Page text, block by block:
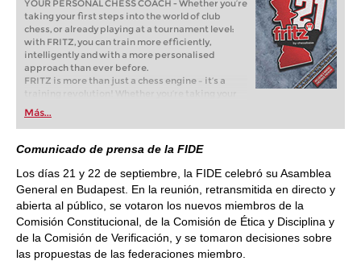
YOUR PERSONAL CHESS COACH - Whether you’re
taking your first steps into the world of club
chess, or already playing at a tournament level:
with FRITZ, you can train more efficiently,
intelligently and with a more personalised
approach than ever before.
FRITZ is more than just a chess engine – it’s a
training revolution! Whether you’re taking your
first steps into the world of club chess, or already
playing at a tournament level: with FRITZ, you can
train more efficiently, intelligently and with a
more personalised approach than ever before.
Más...
Comunicado de prensa de la FIDE
Los días 21 y 22 de septiembre, la FIDE celebró su Asamblea
General en Budapest. En la reunión, retransmitida en directo y
abierta al público, se votaron los nuevos miembros de la
Comisión Constitucional, de la Comisión de Ética y Disciplina y
de la Comisión de Verificación, y se tomaron decisiones sobre
las propuestas de las federaciones miembro.